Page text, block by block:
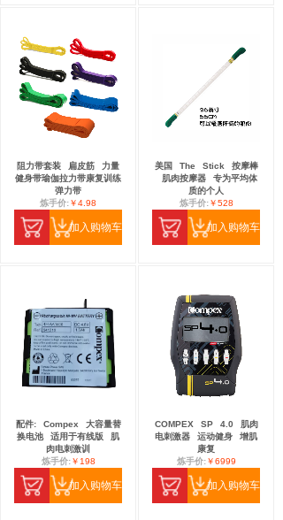
阻力带套装 扁皮筋
力量
健身带瑜伽拉力带康复训练
弹力带
炼手价:￥4.98
加入购物车
美国 The Stick
按摩棒
肌肉按摩器
专为平均体
质的个人
炼手价:￥528
加入购物车
配件: Compex
大容量替
换电池
适用于有线版
肌
肉电刺激训
炼手价:￥198
加入购物车
COMPEX SP 4.0
肌肉
电刺激器
运动健身
增肌
康复
炼手价:￥6999
加入购物车